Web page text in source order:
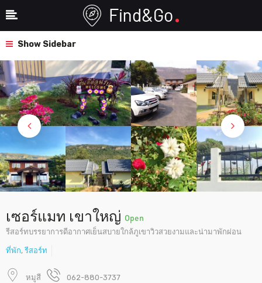
Show Sidebar
เซอร์แมท เขาใหญ่ Open
รีสอร์ทบรรยาการดีอากาศเย็นสบายใกล้ภูเขาวิวสวยงามและน่ามาพักผ่อน
ที่พัก, รีสอร์ท
หมูสี 062-880-3737